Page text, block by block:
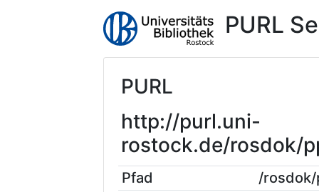
PURL
PURL
http://purl.uni-
rostock.de/rosdok/
Pfad
/rosdok/